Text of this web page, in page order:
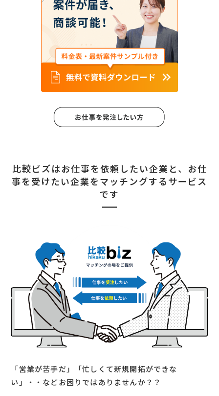
比較ビズはお仕事を依頼したい企業と、 お仕
事を受けたい企業をマッチングするサービス
です
「営業が苦手だ」「忙しくて新規開拓ができな
い」・・などお困りではありませんか？？